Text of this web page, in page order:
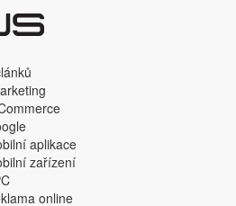
aplikace
zařízení
online